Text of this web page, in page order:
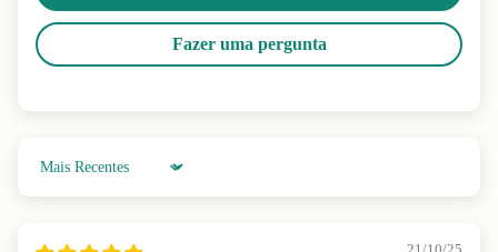
Fazer uma pergunta
Sort by